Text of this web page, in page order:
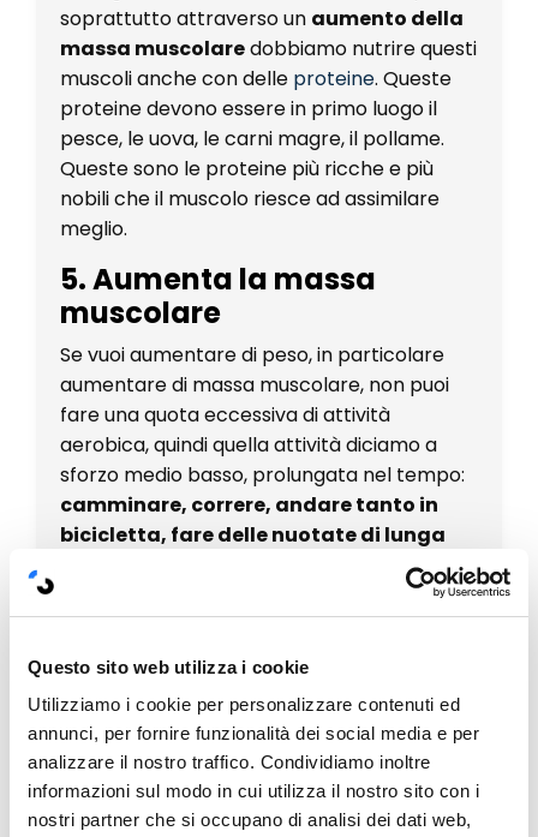
Questo sito web utilizza i cookie
Utilizziamo i cookie per personalizzare contenuti ed
annunci, per fornire funzionalità dei social media e per
analizzare il nostro traffico. Condividiamo inoltre
informazioni sul modo in cui utilizza il nostro sito con i
nostri partner che si occupano di analisi dei dati web,
soprattutto attraverso un aumento della
massa muscolaredobbiamo nutrire questi
muscoli anche con delle proteine. Queste
proteine devono essere in primo luogo il
pesce, le uova, le carni magre, il pollame.
Queste sono le proteine più ricche e più
nobili che il muscolo riesce ad assimilare
meglio.
5. Aumenta la massa
muscolare
Se vuoi aumentare di peso, in particolare
aumentare di massa muscolare, non puoi
fare una quota eccessiva di attività
aerobica, quindi quella attività diciamo a
sforzo medio basso, prolungata nel tempo:
camminare, correre, andare tanto in
bicicletta, fare delle nuotate di lunga
sono tutte attività salutari ma che
in questo caso rischiano di essere un po'
controproducenti rispetto al tentativo di
aumentare di massa muscolare.
Molto più efficace è andare in palestra e
fare qualcheallenamento calibrato con i
pesiproprio per rafforzare la massa dei
muscoli.